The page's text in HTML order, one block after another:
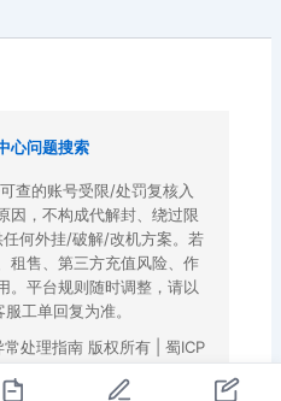
心问题搜索
查的账号受限/处罚复核入
因，不构成代解封、绕过限
任何外挂/破解/改机方案。若
租售、第三方充值风险、作
。平台规则随时调整，请以
工单回复为准。
处理指南 版权所有 | 蜀ICP